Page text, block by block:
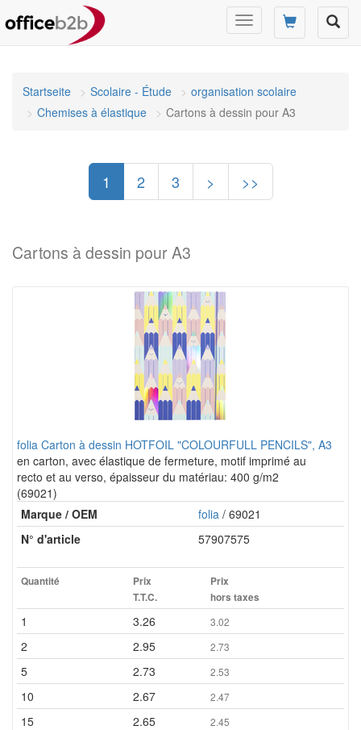
Changer
mode
Startseite
Scolaire - Étude
organisation scolaire
Chemises à élastique
Cartons à dessin pour A3
1 2 3 > >>
Cartons à dessin pour A3
folia Carton à dessin HOTFOIL "COLOURFULL PENCILS", A3
en carton, avec élastique de fermeture, motif imprimé au
recto et au verso, épaisseur du matériau: 400 g/m2
(69021)
Marque / OEM
folia / 69021
N° d'article
57907575
Quantité
Prix
T.T.C.
Prix
hors taxes
1 3.26 3.02
2 2.95 2.73
5 2.73 2.53
10 2.67 2.47
15 2.65 2.45